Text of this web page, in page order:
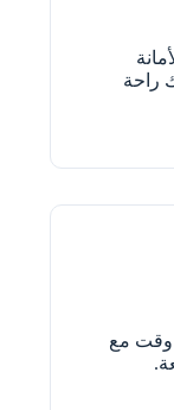
راحة
وقت مع